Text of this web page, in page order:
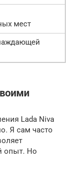
мест
Lada Niva
Я сам часто
опыт. Но